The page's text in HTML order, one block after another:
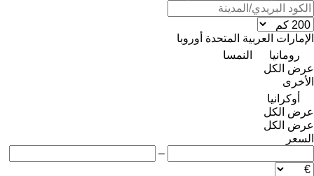
الإمارات العربية المتحدة أوروبا
رومانيا
النمسا
عرض الكل
الأخرى
أوكرانيا
عرض الكل
عرض الكل
السعر
–